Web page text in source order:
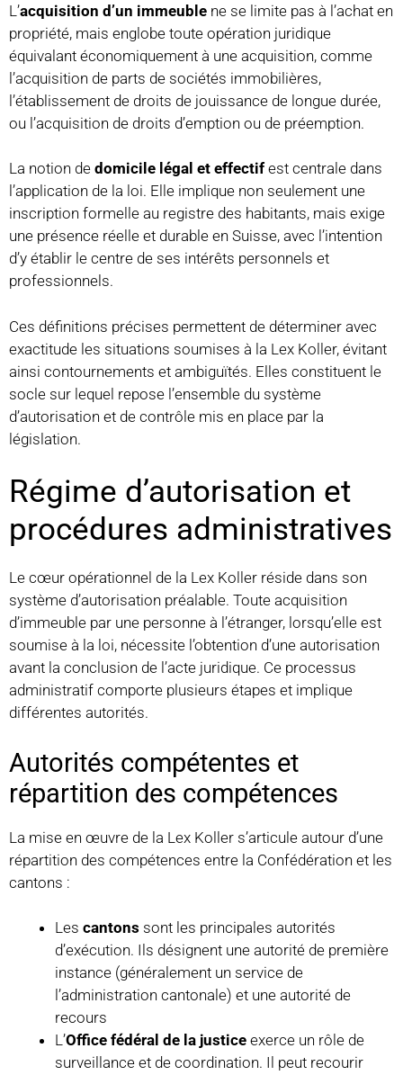
L’acquisition d’un immeuble ne se limite pas à l’achat en
propriété, mais englobe toute opération juridique
équivalant économiquement à une acquisition, comme
l’acquisition de parts de sociétés immobilières,
l’établissement de droits de jouissance de longue durée,
ou l’acquisition de droits d’emption ou de préemption.
La notion de domicile légal et effectif est centrale dans
l’application de la loi. Elle implique non seulement une
inscription formelle au registre des habitants, mais exige
une présence réelle et durable en Suisse, avec l’intention
d’y établir le centre de ses intérêts personnels et
professionnels.
Ces définitions précises permettent de déterminer avec
exactitude les situations soumises à la Lex Koller, évitant
ainsi contournements et ambiguïtés. Elles constituent le
socle sur lequel repose l’ensemble du système
d’autorisation et de contrôle mis en place par la
législation.
Régime d’autorisation et
procédures administratives
Le cœur opérationnel de la Lex Koller réside dans son
système d’autorisation préalable. Toute acquisition
d’immeuble par une personne à l’étranger, lorsqu’elle est
soumise à la loi, nécessite l’obtention d’une autorisation
avant la conclusion de l’acte juridique. Ce processus
administratif comporte plusieurs étapes et implique
différentes autorités.
Autorités compétentes et
répartition des compétences
La mise en œuvre de la Lex Koller s’articule autour d’une
répartition des compétences entre la Confédération et les
cantons :
Les cantons sont les principales autorités
d’exécution. Ils désignent une autorité de première
instance (généralement un service de
l’administration cantonale) et une autorité de
recours
L’Office fédéral de la justice exerce un rôle de
surveillance et de coordination. Il peut recourir